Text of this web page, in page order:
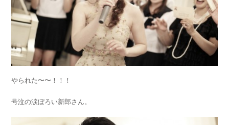
やられた〜〜！！！
号泣の涙ぼろい新郎さん。